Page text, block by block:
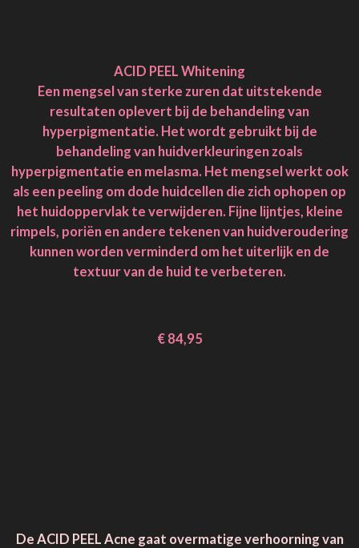
ACID PEEL Whitening
Een mengsel van sterke zuren dat uitstekende
resultaten oplevert bij de behandeling van
hyperpigmentatie. Het wordt gebruikt bij de
behandeling van huidverkleuringen zoals
hyperpigmentatie en melasma. Het mengsel werkt ook
als een peeling om dode huidcellen die zich ophopen op
het huidoppervlak te verwijderen. Fijne lijntjes, kleine
rimpels, poriën en andere tekenen van huidveroudering
kunnen worden verminderd om het uiterlijk en de
textuur van de huid te verbeteren.
€ 84,95
De ACID PEEL Acne gaat overmatige verhoorning van